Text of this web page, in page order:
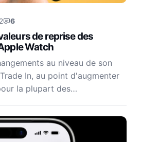
6
de reprise des
Watch
au niveau de son
In, au point d'augmenter
la plupart des…